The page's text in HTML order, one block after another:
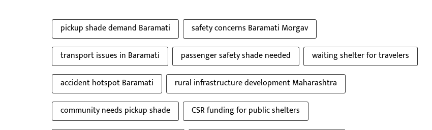
pickup shade demand Baramati
safety concerns Baramati Morgav
transport issues in Baramati
passenger safety shade needed
waiting shelter for travelers
accident hotspot Baramati
rural infrastructure development Maharashtra
community needs pickup shade
CSR funding for public shelters